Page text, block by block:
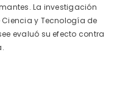
La investigación
y Tecnología de
evaluó su efecto contra